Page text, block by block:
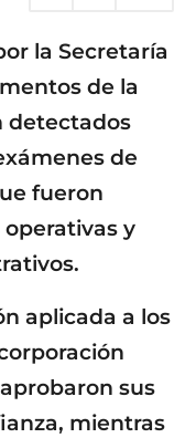
la Secretaría
de la
detectados
de
fueron
y
aplicada a los
sus
mientras